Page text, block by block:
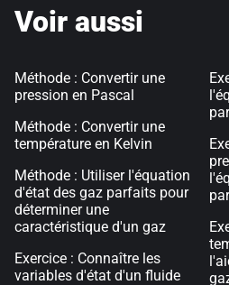
Voir aussi
Méthode : Convertir une
pression en Pascal
Méthode : Convertir une
température en Kelvin
Méthode : Utiliser l'équation
d'état des gaz parfaits pour
déterminer une
caractéristique d'un gaz
Exercice : Connaître les
variables d'état d'un fluide